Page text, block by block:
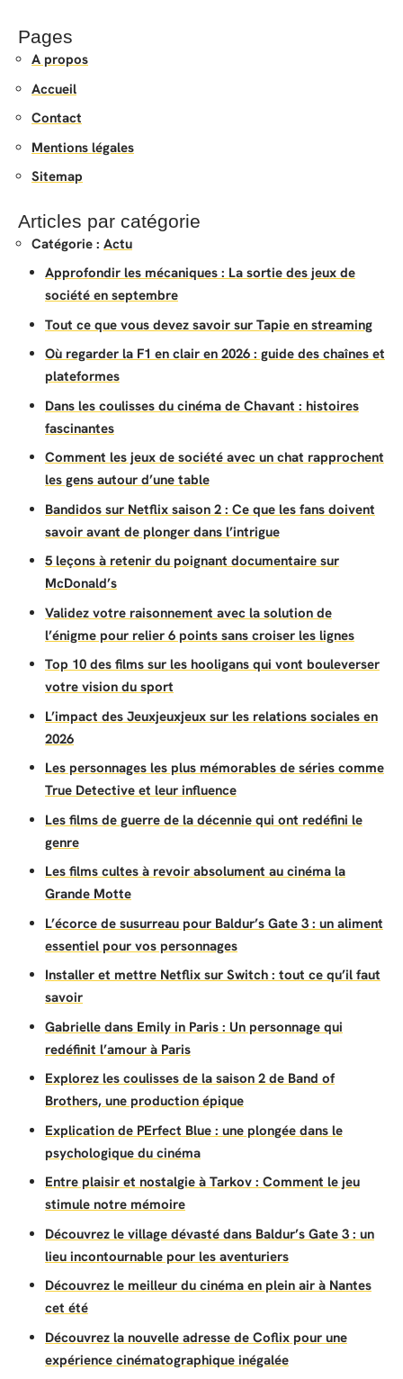
Pages
A propos
Accueil
Contact
Mentions légales
Sitemap
Articles par catégorie
Catégorie : Actu
Approfondir les mécaniques : La sortie des jeux de
société en septembre
Tout ce que vous devez savoir sur Tapie en streaming
Où regarder la F1 en clair en 2026 : guide des chaînes et
plateformes
Dans les coulisses du cinéma de Chavant : histoires
fascinantes
Comment les jeux de société avec un chat rapprochent
les gens autour d’une table
Bandidos sur Netflix saison 2 : Ce que les fans doivent
savoir avant de plonger dans l’intrigue
5 leçons à retenir du poignant documentaire sur
McDonald’s
Validez votre raisonnement avec la solution de
l’énigme pour relier 6 points sans croiser les lignes
Top 10 des films sur les hooligans qui vont bouleverser
votre vision du sport
L’impact des Jeuxjeuxjeux sur les relations sociales en
2026
Les personnages les plus mémorables de séries comme
True Detective et leur influence
Les films de guerre de la décennie qui ont redéfini le
genre
Les films cultes à revoir absolument au cinéma la
Grande Motte
L’écorce de susurreau pour Baldur’s Gate 3 : un aliment
essentiel pour vos personnages
Installer et mettre Netflix sur Switch : tout ce qu’il faut
savoir
Gabrielle dans Emily in Paris : Un personnage qui
redéfinit l’amour à Paris
Explorez les coulisses de la saison 2 de Band of
Brothers, une production épique
Explication de PErfect Blue : une plongée dans le
psychologique du cinéma
Entre plaisir et nostalgie à Tarkov : Comment le jeu
stimule notre mémoire
Découvrez le village dévasté dans Baldur’s Gate 3 : un
lieu incontournable pour les aventuriers
Découvrez le meilleur du cinéma en plein air à Nantes
cet été
Découvrez la nouvelle adresse de Coflix pour une
expérience cinématographique inégalée